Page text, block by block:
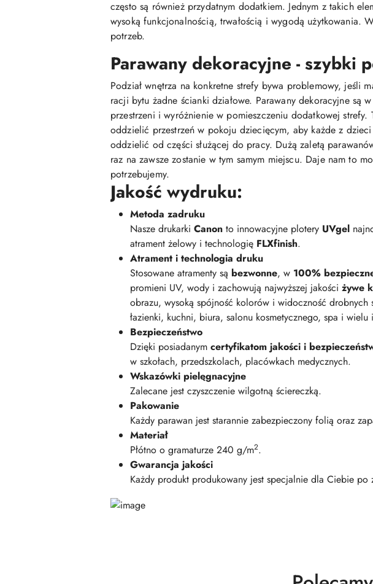
często są również przydatnym dodatkiem. Jednym z takich
wysoką funkcjonalnością, trwałością i wygodą użytkowania.
potrzeb.
Parawany dekoracyjne - szybki
Podział wnętrza na konkretne strefy bywa problemowy, jeśli
racji bytu żadne ścianki działowe. Parawany dekoracyjne są
przestrzeni i wyróżnienie w pomieszczeniu dodatkowej
oddzielić przestrzeń w pokoju dziecięcym, aby każde z
oddzielić od części służącej do pracy. Dużą zaletą
raz na zawsze zostanie w tym samym miejscu. Daje nam to
potrzebujemy.
Jakość wydruku:
Metoda zadruku
Nasze drukarki Canon to innowacyjne plotery UVgel
atrament żelowy i technologię FLXfinish.
Atrament i technologia druku
Stosowane atramenty są bezwonne, w 100%
promieni UV, wody i zachowują najwyższej jakości żywe
obrazu, wysoką spójność kolorów i widoczność
łazienki, kuchni, biura, salonu kosmetycznego, spa i wielu
Bezpieczeństwo
Dzięki posiadanym certyfikatom jakości i
w szkołach, przedszkolach, placówkach medycznych.
Wskazówki pielęgnacyjne
Zalecane jest czyszczenie wilgotną ściereczką.
Pakowanie
Każdy parawan jest starannie zabezpieczony folią oraz
Materiał
Płótno o gramaturze 240 g/m2.
Gwarancja jakości
Każdy produkt produkowany jest specjalnie dla Ciebie po